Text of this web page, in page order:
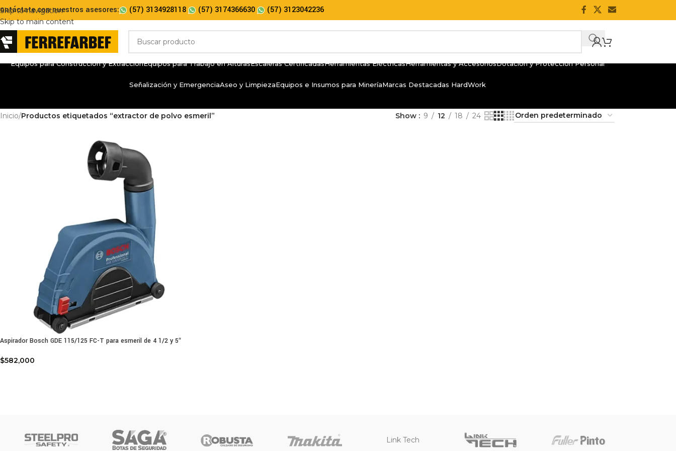
Skip to navigation
Skip to main content
con nuestros asesores: (57) 3134928118 (57) 3174366630 (57) 3123042236
Equipos para Construcción y ExtracciónEquipos para Trabajo en AlturasEscaleras CertificadasHerramientas EléctricasHerramientas y AccesoriosDotación y Protección Personal
Señalización y EmergenciaAseo y LimpiezaEquipos e Insumos para MineríaMarcas Destacadas HardWork
Inicio/Productos etiquetados “extractor de polvo esmeril” Show 9 12 18 24
Aspirador Bosch GDE 115/125 FC-T para esmeril de 4 1/2 y 5″
$582,000
Link Tech